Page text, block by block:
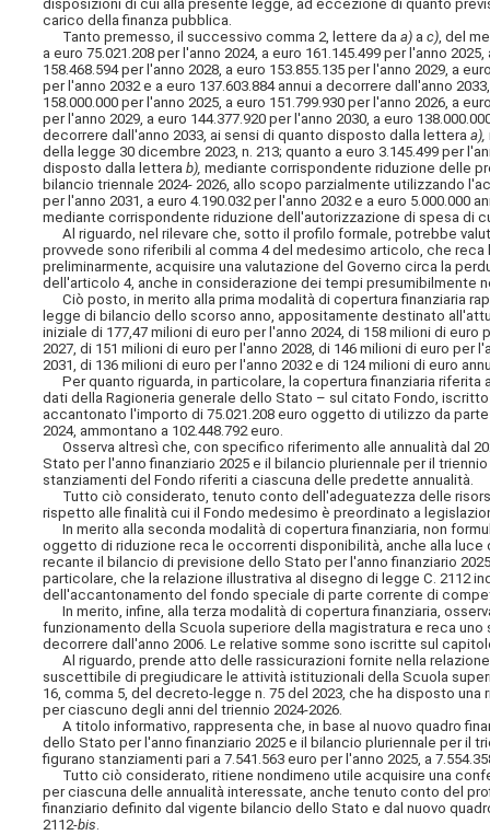
disposizioni di cui alla presente legge, ad eccezione di quanto
carico della finanza pubblica.
Tanto premesso, il successivo comma 2, lettere daa) ac), del
a euro 75.021.208 per l'anno 2024, a euro 161.145.499 per l'anno
158.468.594 per l'anno 2028, a euro 153.855.135 per l'anno 2029, a
per l'anno 2032 e a euro 137.603.884 annui a decorrere dall'anno
158.000.000 per l'anno 2025, a euro 151.799.930 per l'anno 2026, a
per l'anno 2029, a euro 144.377.920 per l'anno 2030, a euro
decorrere dall'anno 2033, ai sensi di quanto disposto dalla letteraa),
della legge 30 dicembre 2023, n. 213; quanto a euro 3.145.499 per
disposto dalla letterab), mediante corrispondente riduzione delle
bilancio triennale 2024- 2026, allo scopo parzialmente utilizzando
per l'anno 2031, a euro 4.190.032 per l'anno 2032 e a euro
mediante corrispondente riduzione dell'autorizzazione di spesa di
Al riguardo, nel rilevare che, sotto il profilo formale, potrebbe
provvede sono riferibili al comma 4 del medesimo articolo, che
preliminarmente, acquisire una valutazione del Governo circa la
dell'articolo 4, anche in considerazione dei tempi presumibilmente
Ciò posto, in merito alla prima modalità di copertura finanziaria
legge di bilancio dello scorso anno, appositamente destinato
iniziale di 177,47 milioni di euro per l'anno 2024, di 158 milioni di
2027, di 151 milioni di euro per l'anno 2028, di 146 milioni di euro per
2031, di 136 milioni di euro per l'anno 2032 e di 124 milioni di euro
Per quanto riguarda, in particolare, la copertura finanziaria
dati della Ragioneria generale dello Stato – sul citato Fondo,
accantonato l'importo di 75.021.208 euro oggetto di utilizzo da
2024, ammontano a 102.448.792 euro.
Osserva altresì che, con specifico riferimento alle annualità dal
Stato per l'anno finanziario 2025 e il bilancio pluriennale per il
stanziamenti del Fondo riferiti a ciascuna delle predette annualità.
Tutto ciò considerato, tenuto conto dell'adeguatezza delle
rispetto alle finalità cui il Fondo medesimo è preordinato a
In merito alla seconda modalità di copertura finanziaria, non
oggetto di riduzione reca le occorrenti disponibilità, anche alla
recante il bilancio di previsione dello Stato per l'anno finanziario
particolare, che la relazione illustrativa al disegno di legge C. 2112
dell'accantonamento del fondo speciale di parte corrente di
In merito, infine, alla terza modalità di copertura finanziaria,
funzionamento della Scuola superiore della magistratura e reca uno
decorrere dall'anno 2006. Le relative somme sono iscritte sul
Al riguardo, prende atto delle rassicurazioni fornite nella
suscettibile di pregiudicare le attività istituzionali della Scuola
16, comma 5, del decreto-legge n. 75 del 2023, che ha disposto
per ciascuno degli anni del triennio 2024-2026.
A titolo informativo, rappresenta che, in base al nuovo quadro
dello Stato per l'anno finanziario 2025 e il bilancio pluriennale per il
figurano stanziamenti pari a7.541.563 euro per l'anno 2025, a
Tutto ciò considerato, ritiene nondimeno utile acquisire una
per ciascuna delle annualità interessate, anche tenuto conto del
finanziario definito dal vigente bilancio dello Stato e dal nuovo
2112-bis.